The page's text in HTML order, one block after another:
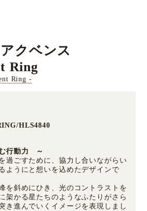
アクベンス
Ring
Ring -
HLS4840
行動力 ～
過ごすために、協力し合いながらい
ようにと想いを込めたデザインで
を斜めにひき、光のコントラストを
架かる星たちのようなふたりがさら
き進んでいくイメージを表現しまし